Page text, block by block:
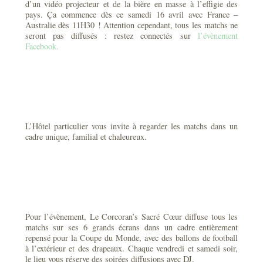
d’un vidéo projecteur et de la bière en masse à l’effigie des
pays. Ça commence dès ce samedi 16 avril avec France –
Australie dès 11H30 ! Attention cependant, tous les matchs ne
seront pas diffusés : restez connectés sur l’évènement
Facebook.
L’Hôtel particulier vous invite à regarder les matchs dans un
cadre unique, familial et chaleureux.
Pour l’évènement, Le Corcoran’s Sacré Cœur diffuse tous les
matchs sur ses 6 grands écrans dans un cadre entièrement
repensé pour la Coupe du Monde, avec des ballons de football
à l’extérieur et des drapeaux. Chaque vendredi et samedi soir,
le lieu vous réserve des soirées diffusions avec DJ.